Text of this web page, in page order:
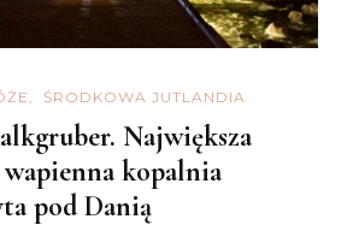
ŚRODKOWA JUTLANDIA
Największa
kopalnia
pod Danią